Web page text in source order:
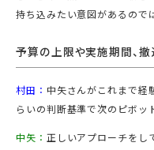
持ち込みたい意図があるので
予算の上限や実施期間、撤
村田： 中矢さんがこれまで経
らいの判断基準で次のピボッ
中矢： 正しいアプローチをし